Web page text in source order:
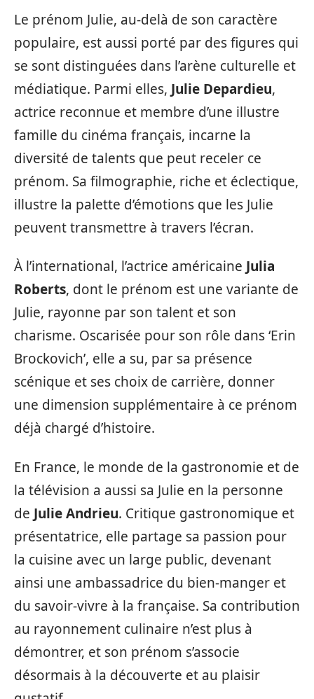
Le prénom Julie, au-delà de son caractère
populaire, est aussi porté par des figures qui
se sont distinguées dans l’arène culturelle et
médiatique. Parmi elles, Julie Depardieu,
actrice reconnue et membre d’une illustre
famille du cinéma français, incarne la
diversité de talents que peut receler ce
prénom. Sa filmographie, riche et éclectique,
illustre la palette d’émotions que les Julie
peuvent transmettre à travers l’écran.
À l’international, l’actrice américaine Julia
Roberts, dont le prénom est une variante de
Julie, rayonne par son talent et son
charisme. Oscarisée pour son rôle dans ‘Erin
Brockovich’, elle a su, par sa présence
scénique et ses choix de carrière, donner
une dimension supplémentaire à ce prénom
déjà chargé d’histoire.
En France, le monde de la gastronomie et de
la télévision a aussi sa Julie en la personne
de Julie Andrieu. Critique gastronomique et
présentatrice, elle partage sa passion pour
la cuisine avec un large public, devenant
ainsi une ambassadrice du bien-manger et
du savoir-vivre à la française. Sa contribution
au rayonnement culinaire n’est plus à
démontrer, et son prénom s’associe
désormais à la découverte et au plaisir